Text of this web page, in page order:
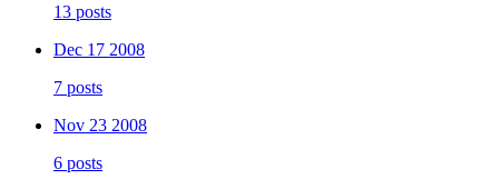
13 posts
Dec 17 2008
7 posts
Nov 23 2008
6 posts